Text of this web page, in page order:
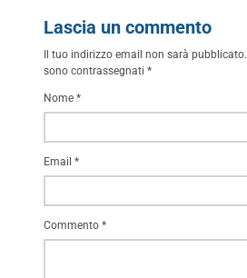
Lascia un commento
Il tuo indirizzo email non sarà pubblicato.
sono contrassegnati *
Commento *
Nome *
Email *